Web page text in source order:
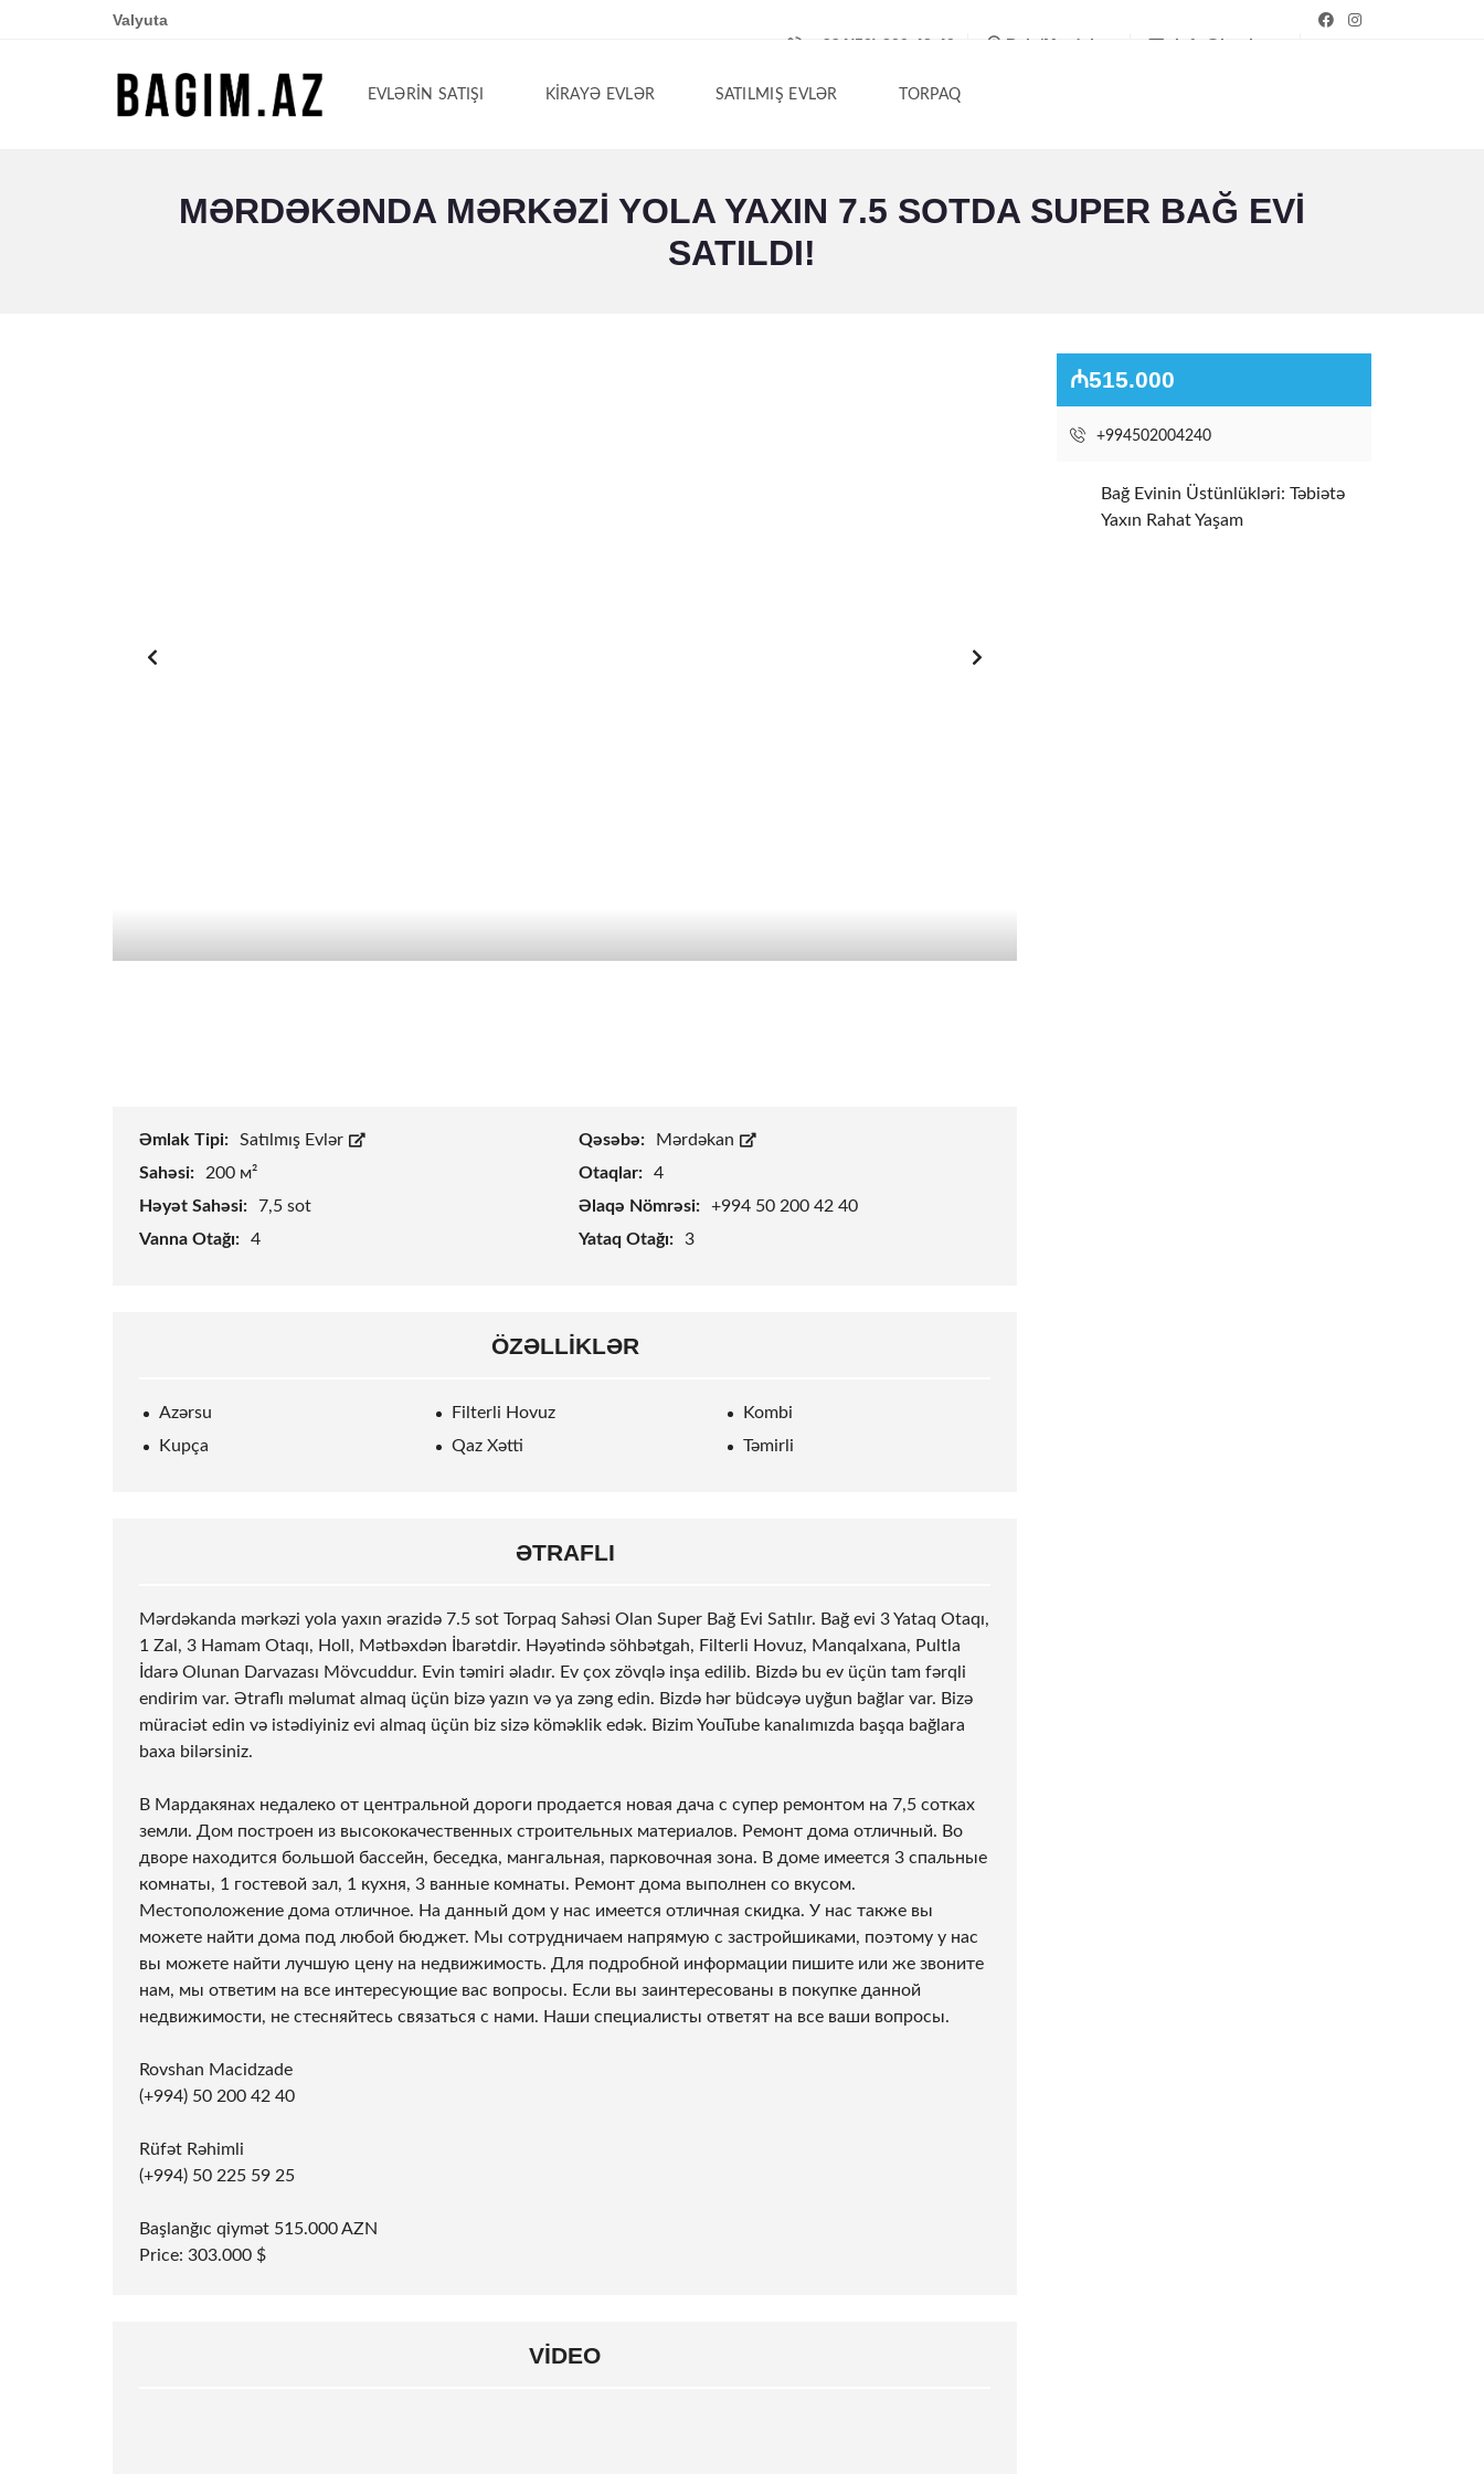
Valyuta
+994(50) 200-42-40
Bakı/Mərdəkan info@bagim.az
EVLƏRIN SATIŞI KIRAYƏ EVLƏR SATILMIŞ EVLƏR TORPAQ
MƏRDƏKƏNDA MƏRKƏZI YOLA YAXIN 7.5 SOTDA SUPER BAĞ EVI
SATILDI!
Əmlak Tipi: Satılmış Evlər Qəsəbə:
Mərdəkan
Sahəsi:
200 м² Otaqlar:
4
Həyət Sahəsi:
7,5 sot Əlaqə Nömrəsi:
+994 50 200 42 40
Vanna Otağı:
4 Yataq Otağı: 3
ÖZƏLLIKLƏR
Azərsu Filterli Hovuz
Kombi
Kupça
Qaz Xətti Təmirli
ƏTRAFLI
Mərdəkanda mərkəzi yola yaxın ərazidə 7.5 sot Torpaq Sahəsi Olan Super Bağ Evi Satılır. Bağ evi 3 Yataq Otaqı,
1 Zal, 3 Hamam Otaqı, Holl, Mətbəxdən İbarətdir. Həyətində söhbətgah, Filterli Hovuz, Manqalxana, Pultla
İdarə Olunan Darvazası Mövcuddur. Evin təmiri əladır. Ev çox zövqlə inşa edilib. Bizdə bu ev üçün tam fərqli
endirim var. Ətraflı məlumat almaq üçün bizə yazın və ya zəng edin. Bizdə hər büdcəyə uyğun bağlar var. Bizə
müraciət edin və istədiyiniz evi almaq üçün biz sizə köməklik edək. Bizim YouTube kanalımızda başqa bağlara
baxa bilərsiniz.
В Мардакянах недалеко от центральной дороги продается новая дача с супер ремонтом на 7,5 сотках
земли. Дом построен из высококачественных строительных материалов. Ремонт дома отличный. Во
дворе находится большой бассейн, беседка, мангальная, парковочная зона. В доме имеется 3 спальные
комнаты, 1 гостевой зал, 1 кухня, 3 ванные комнаты. Ремонт дома выполнен со вкусом.
Местоположение дома отличное. На данный дом у нас имеется отличная скидка. У нас также вы
можете найти дома под любой бюджет. Мы сотрудничаем напрямую с застройшиками, поэтому у нас
вы можете найти лучшую цену на недвижимость. Для подробной информации пишите или же звоните
нам, мы ответим на все интересующие вас вопросы. Если вы заинтересованы в покупке данной
недвижимости, не стесняйтесь связаться с нами. Наши специалисты ответят на все ваши вопросы.
Rovshan Macidzade
(+994) 50 200 42 40
Rüfət Rəhimli
(+994) 50 225 59 25
Başlanğıc qiymət 515.000 AZN
Price: 303.000 $
VIDEO
₼515.000
+994502004240
Bağ Evinin Üstünlükləri: Təbiətə
Yaxın Rahat Yaşam